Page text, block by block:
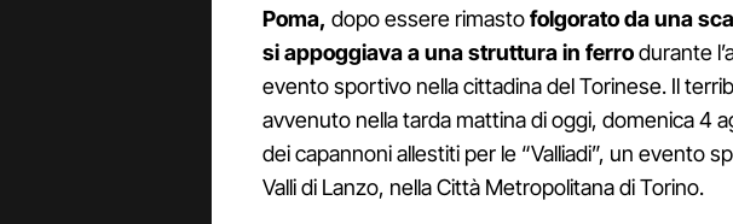
Poma, dopo essere rimastofolgorato da una
si appoggiava a una struttura in ferrodurante
evento sportivo nella cittadina del Torinese. Il
avvenuto nella tarda mattina di oggi, domenica 4
dei capannoni allestiti per le “Valliadi”, un evento
Valli di Lanzo, nella Città Metropolitana di Torino.